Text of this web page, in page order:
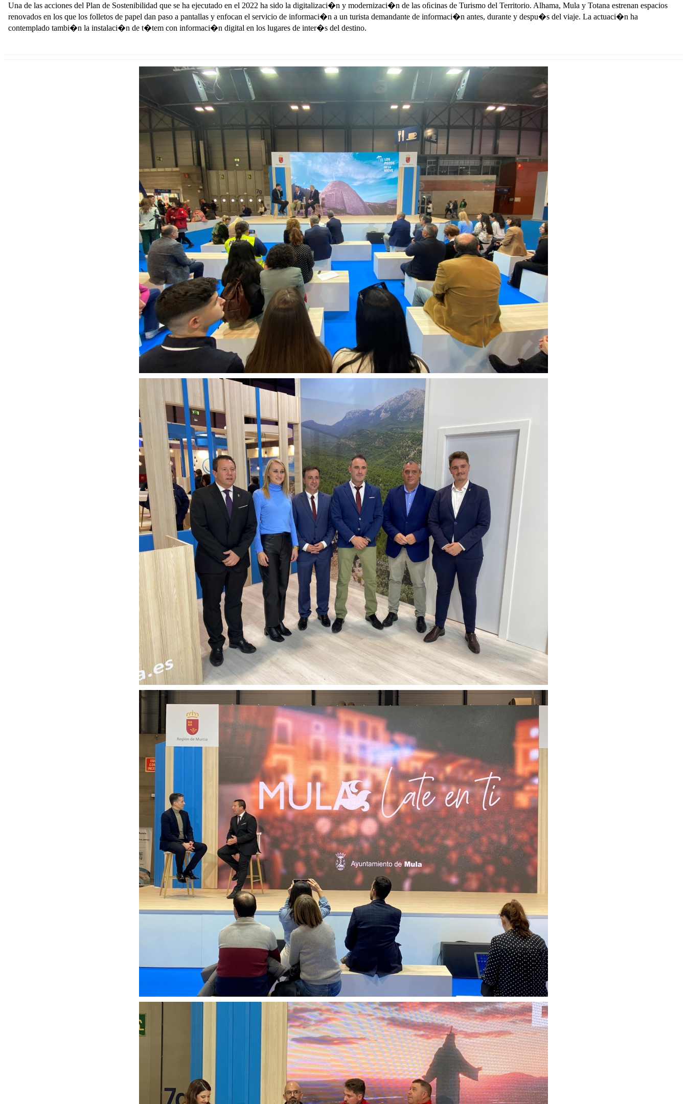
Una de las acciones del Plan de Sostenibilidad que se ha ejecutado en el 2022 ha sido la digitalizaci�n y modernizaci�n de las oﬁcinas de Turismo del Territorio. Alhama, Mula y Totana estrenan espacios
renovados en los que los folletos de papel dan paso a pantallas y enfocan el servicio de informaci�n a un turista demandante de informaci�n antes, durante y despu�s del viaje. La actuaci�n ha
contemplado tambi�n la instalaci�n de t�tem con informaci�n digital en los lugares de inter�s del destino.